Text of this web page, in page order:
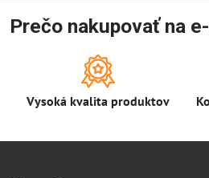
Prečo nakupovať na
Vysoká kvalita produktov